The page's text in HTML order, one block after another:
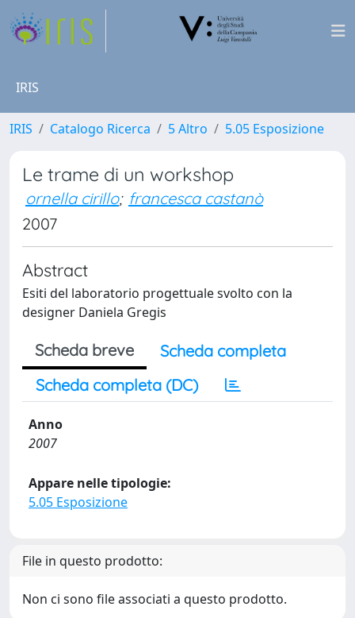
IRIS
IRIS Catalogo Ricerca 5 Altro 5.05 Esposizione
Le trame di un workshop
ornella cirillo; francesca castanò
2007
Abstract
Esiti del laboratorio progettuale svolto con la
designer Daniela Gregis
Scheda breve
Scheda completa
Scheda completa (DC)
Anno
2007
Appare nelle tipologie:
5.05 Esposizione
File in questo prodotto:
Non ci sono file associati a questo prodotto.